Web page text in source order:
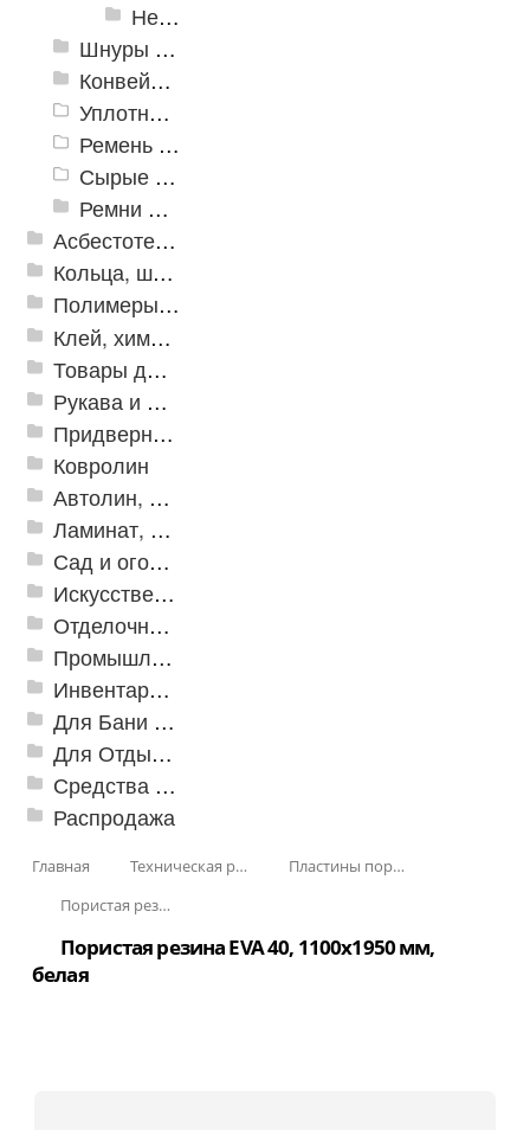
Неопрен для пошива
Шнуры резиновые
Конвейерная лента
Уплотнитель
Ремень плоский
Сырые смеси
Ремни приводные
Асбестотехнические и теплоизоляционные материалы
Кольца, шайбы, манжеты
Полимеры и пластики
Клей, химия, сопутствующие товары
Товары для дома
Рукава и шланги промышленные
Придверные решетки
Ковролин
Автолин, Транслин, Линолеум
Ламинат, Кварцвиниловая плитка SPC
Сад и огород
Искусственная трава
Отделочные профили
Промышленный текстиль
Инвентарь для клининга
Для Бани и Сауны
Для Отдыха и Пикника
Средства от насекомых и садовых вредителей
Распродажа
Главная Техническая резина
Пластины пористые и губчатые
Пористая резина (Россия)
Пористая резина EVA 40, 1100x1950 мм,
белая